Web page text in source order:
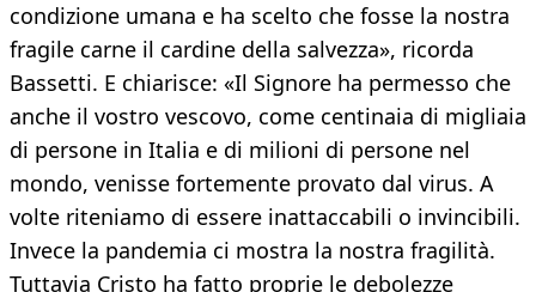
condizione umana e ha scelto che fosse la nostra
fragile carne il cardine della salvezza», ricorda
Bassetti. E chiarisce: «Il Signore ha permesso che
anche il vostro vescovo, come centinaia di migliaia
di persone in Italia e di milioni di persone nel
mondo, venisse fortemente provato dal virus. A
volte riteniamo di essere inattaccabili o invincibili.
Invece la pandemia ci mostra la nostra fragilità.
Tuttavia Cristo ha fatto proprie le debolezze